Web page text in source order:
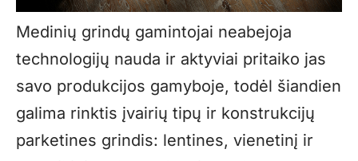
Medinių grindų gamintojai neabejoja
technologijų nauda ir aktyviai pritaiko jas
savo produkcijos gamyboje, todėl šiandien
galima rinktis įvairių tipų ir konstrukcijų
parketines grindis: lentines, vienetinį ir